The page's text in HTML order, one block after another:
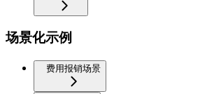
场景化示例
费用报销场景